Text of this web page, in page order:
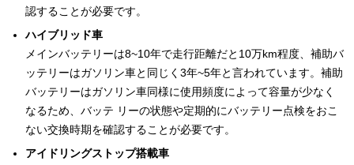
認することが必要です。
ハイブリッド車
メインバッテリーは8~10年で走行距離だと10万km程度、補助バ
ッテリーはガソリン車と同じく3年~5年と言われています。補助
バッテリーはガソリン車同様に使用頻度によって容量が少なく
なるため、バッテ リーの状態や定期的にバッテリー点検をおこ
ない交換時期を確認することが必要です。
アイドリングストップ搭載車